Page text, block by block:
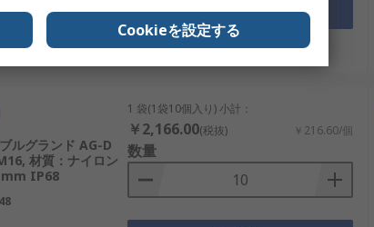
用されています。
特に日本市場においては、再生可能エネルギーやIoT
器やシステムの性能を最大限に引き出し、安定した運
追加
データシート
ルグランド AG-D
材質：ナイロン
IP68
1 袋(1袋10個入り) 小計：
￥2,166.00(税抜) ￥216.60/個
数量
Cookieを設定する